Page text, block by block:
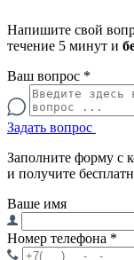
Напишите свой
течение 5 минут и
Ваш вопрос *
Задать вопрос
Заполните форму с
и получите
Ваше имя
Номер телефона *